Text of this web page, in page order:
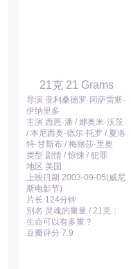
21克 21 Grams
导演 亚利桑德罗·冈萨雷斯·
伊纳里多
主演 西恩·潘 / 娜奥米·沃茨
/ 本尼西奥·德尔·托罗 / 夏洛
特·甘斯布 / 梅丽莎·里奥
类型 剧情 / 惊悚 / 犯罪
地区 美国
上映日期 2003-09-05(威尼
斯电影节)
片长 124分钟
别名 灵魂的重量 / 21克：
生命可以有多重？
豆瓣评分 7.9